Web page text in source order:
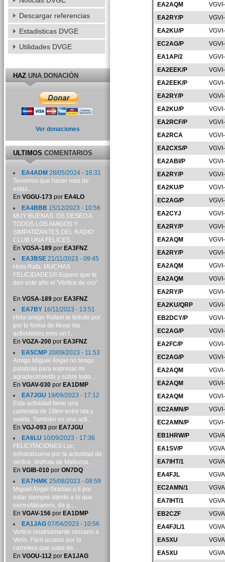
EA2AQM
EA2RY/P
EA2KU/P
EC2AG/P
EA1AP/2
EA2EEK/P
EA2EEK/P
EA2RY/P
EA2KU/P
EA2RCF/P
EA2RCA
EA2CXS/P
EA2ABI/P
EA2RY/P
EA2KU/P
EC2AG/P
EA2CYJ
EA2RY/P
EA2AQM
EA2RY/P
EA2AQM
EA2AQM
EA2RY/P
EA2KU/QRP
EB2DCY/P
EC2AG/P
EA2FC/P
EC2AG/P
EA2AQM
EA2AQM
EA2AQM
EC2AMN/P
EC2AMN/P
EB1HRW/P
EA1SV/P
EA7IHT/1
EA4FJL
EC2AMN/1
EA7IHT/1
EB2CZF
EA4FJL/1
EA5XU
EA5XU
Descargar referencias
Estadisticas DVGE
Utilidades DVGE
HAZUNA DONACIÓN
Ver donaciones
ULTIMOSCOMENTARIOS
EA4ADM 28/05/2024 - 16:31
Tenemos que hacer mas de
estas....
En VGGU-173por EA4LO
EA4BBB 15/12/2023 - 10:56
MUY BUENAS. OS DESEO A
TODOS LOS AMIGOS Y
SIMPATIZANTES DEL RADIO
CLUB UNA FELICES...
En VGSA-189por EA3FNZ
EA3BSE21/11/2023 - 09:45
Hola Rafa. MUCHAS
FELICIDADES!!! Espero que te
den este año el 'Vértice de oro'
...
En VGSA-189por EA3FNZ
EA7BY16/11/2023 - 13:51
Hola amigo Rafael:te felicito por
por tu forma de llevar las
actividades,eres un f...
En VGZA-200por EA3FNZ
EA5CMP20/09/2023 - 11:53
Amigo Miguel Ángel no tengo
palabras para expresar mi
agradecimiento y sobre todo...
En VGAV-030por EA1DMP
EA7JGU 19/09/2023 - 17:12
Esta actividad tiene una
caminata de 18km entre ida y
vuelta. También es una acti...
En VGJ-093por EA7JGU
EA6LU 10/09/2023 - 17:36
FELICITACIONES Luc,
enhorabuena por la actividad de
vértice, disfruta de Mallorca...
En VGIB-010por ON7DQ
EA7HMK 25/08/2023 - 09:59
Miguel Angel Gracias a ti por
estar siempre atento a lo que
necesitábamos, da g...
En VGAV-156por EA1DMP
EA1JAG07/04/2023 - 10:56
Vertice relativamente cercano a
Verín. Fácil acceso por la
carretera que sube de...
En VGOU-112por EA1JAG